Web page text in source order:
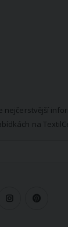
nejčerstvější
na